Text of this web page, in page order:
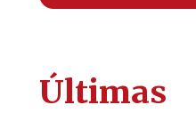
Últimas